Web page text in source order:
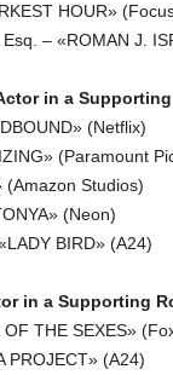
HOUR»
– «ROMAN J.
in a
(Netflix)
(Paramount
(Amazon Studios)
(Neon)
BIRD» (A24)
in a Supporting
THE SEXES»
PROJECT» (A24)